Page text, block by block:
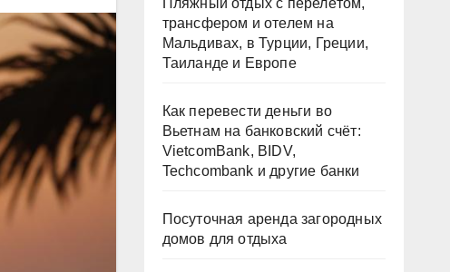
Пляжный отдых с перелётом,
трансфером и отелем на
Мальдивах, в Турции, Греции,
Таиланде и Европе
Как перевести деньги во
Вьетнам на банковский счёт:
VietcomBank, BIDV,
Techcombank и другие банки
Посуточная аренда загородных
домов для отдыха